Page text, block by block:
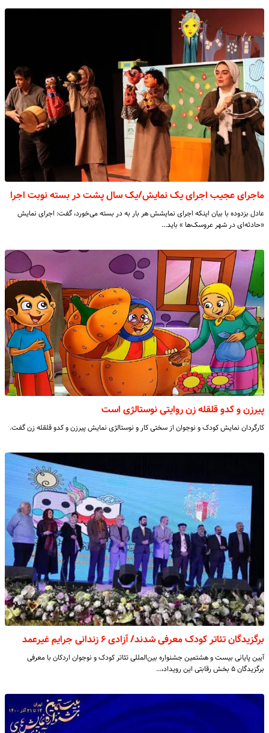
ماجرای عجیب اجرای یک نمایش/یک سال پشت در بسته نوبت اجرا
عادل بزدوده با بیان اینکه اجرای نمایشش هر بار به در بسته می‌خورد، گفت: اجرای نمایش
«حادثه‌ای در شهر عروسک‌ها » باید…
پیرزن و کدو قلقله زن روایتی نوستالژی است
کارگردان نمایش کودک و نوجوان از سختی کار و نوستالژی نمایش پیرزن و کدو قلقله زن گفت.
برگزیدگان تئاتر کودک معرفی شدند/ آزادی ۶ زندانی جرایم غیرعمد
آیین پایانی بیست و هشتمین جشنواره بین‌المللی تئاتر کودک و نوجوان اردکان با معرفی
برگزیدگان ۵ بخش رقابتی این رویداد،…